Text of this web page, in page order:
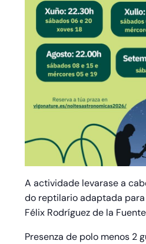
A actividade levarase a
do reptilario adaptada
Félix Rodríguez de la
Presenza de polo menos 2